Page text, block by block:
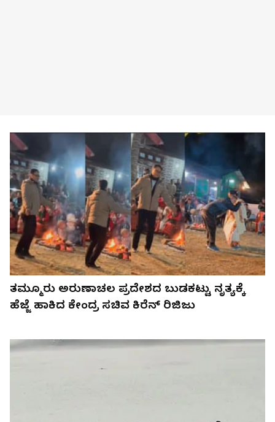
ತಮ್ಮೂರು ಅರುಣಾಚಲ ಪ್ರದೇಶದ ಬುಡಕಟ್ಟು ನೃತ್ಯಕ್ಕೆ
ಹೆಜ್ಜೆ ಹಾಕಿದ ಕೇಂದ್ರ ಸಚಿವ ಕಿರೆನ್ ರಿಜಿಜು